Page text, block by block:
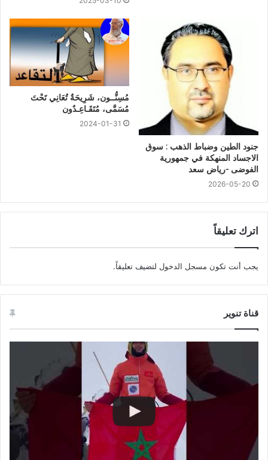
جنود الطين وضباط الذهب : سوق
الاجساد المنهكة في جمهورية
الفوضى -رياض سعد
2026-05-20
مُسِنُّــون، شَرِيحَةٌ تُعَانِي تَحْتَ
مُسَمَّى، مُتَقَـاعِـدٌون
2024-01-31
اترك تعليقاً
يجب أنت تكون مسجل الدخول لتضيف تعليقاً.
قناة تنوير